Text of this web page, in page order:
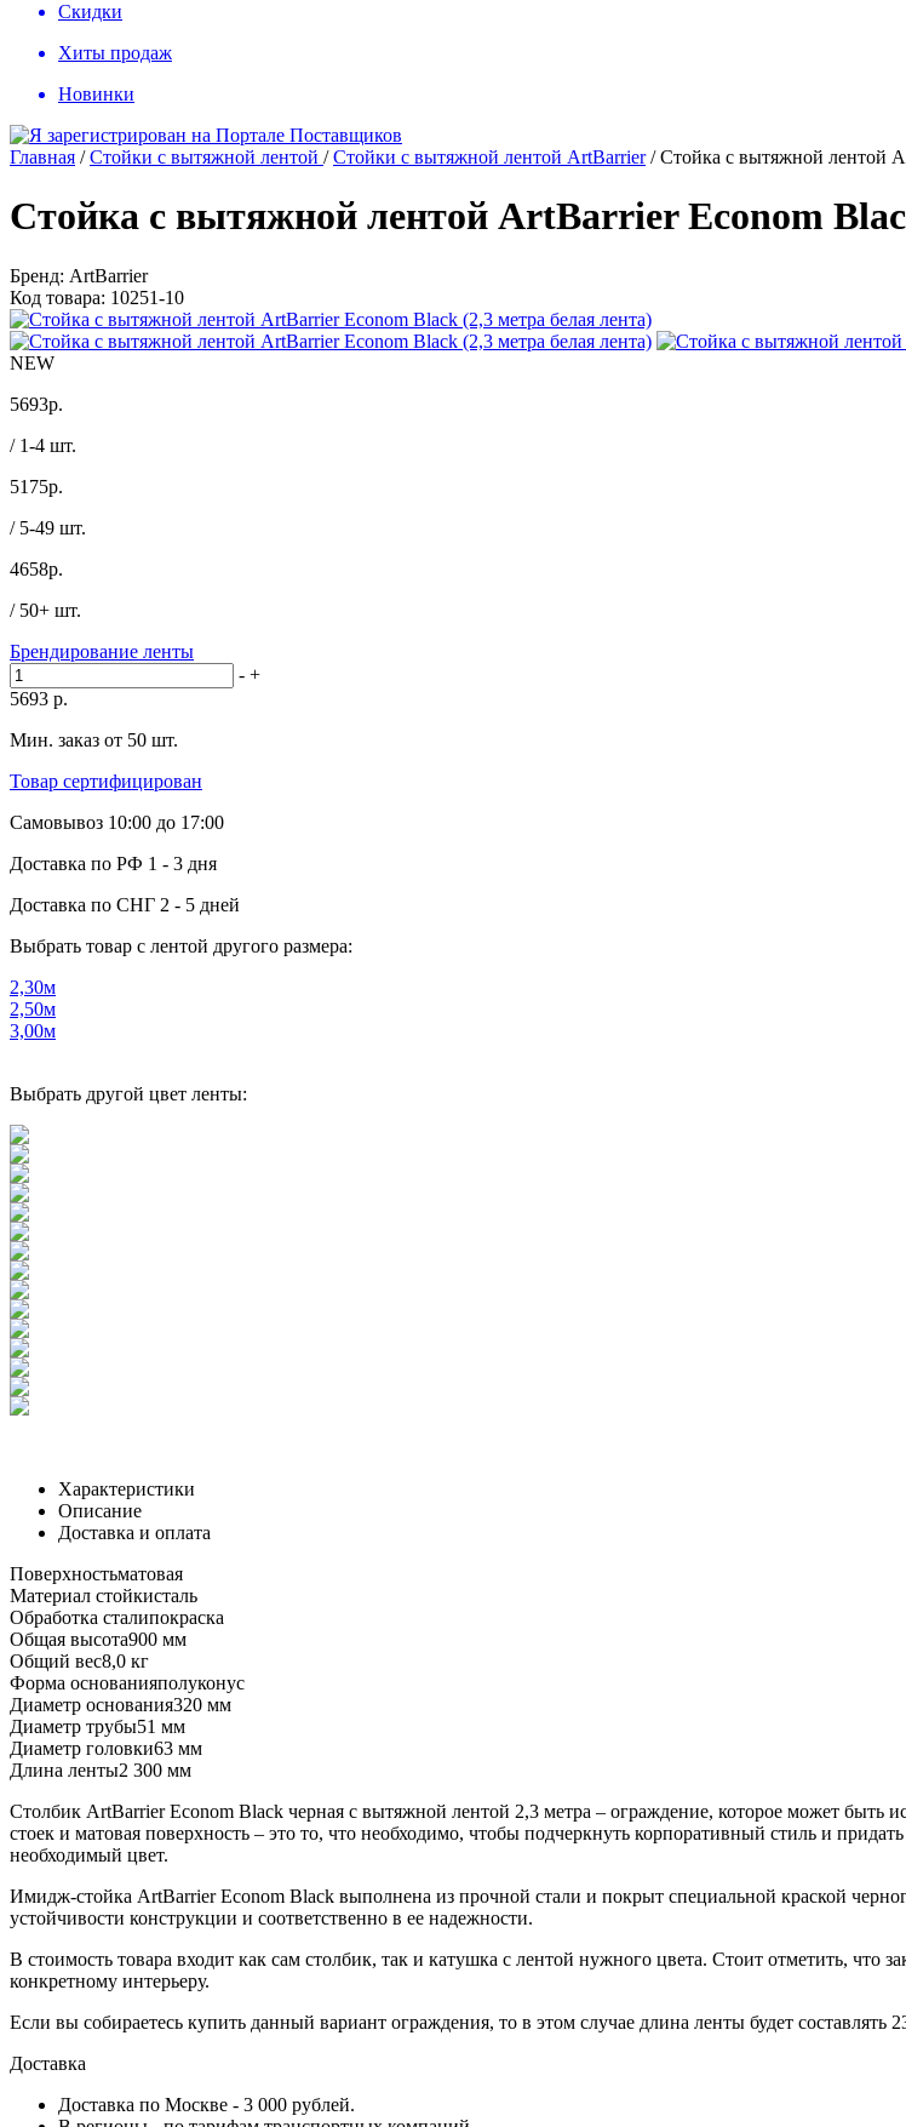
Скидки
Хиты продаж
Новинки
Главная /Стойки с вытяжной лентой /Стойки с вытяжной лентой ArtBarrier/Стойка с вытяжной лентой
Стойка с вытяжной лентой ArtBarrier Econom
Бренд: ArtBarrier
Код товара: 10251-10
NEW
5693р.
/ 1-4 шт.
5175р.
/ 5-49 шт.
4658р.
/ 50+ шт.
Брендирование ленты
- +
5693 р.
Мин. заказ от 50 шт.
Товар сертифицирован
Самовывоз 10:00 до 17:00
Доставка по РФ 1 - 3 дня
Доставка по СНГ 2 - 5 дней
Выбрать товар с лентой другого размера:
2,30м
2,50м
3,00м
Выбрать другой цвет ленты:
Характеристики
Описание
Доставка и оплата
Поверхностьматовая
Материал стойкисталь
Обработка сталипокраска
Общая высота900 мм
Общий вес8,0 кг
Форма основанияполуконус
Диаметр основания320 мм
Диаметр трубы51 мм
Диаметр головки63 мм
Длина ленты2 300 мм
Столбик ArtBarrier Econom Black черная с вытяжной лентой 2,3 метра – ограждение, которое может быть
стоек и матовая поверхность – это то, что необходимо, чтобы подчеркнуть корпоративный стиль и
необходимый цвет.
Имидж-стойка ArtBarrier Econom Black выполнена из прочной стали и покрыт специальной краской
устойчивости конструкции и соответственно в ее надежности.
В стоимость товара входит как сам столбик, так и катушка с лентой нужного цвета. Стоит отметить, что
конкретному интерьеру.
Если вы собираетесь купить данный вариант ограждения, то в этом случае длина ленты будет составлять
Доставка
Доставка по Москве - 3 000 рублей.